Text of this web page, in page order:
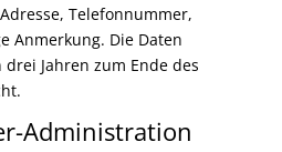
Telefonnummer,
Anmerkung. Die Daten
Jahren zum Ende des
Administration